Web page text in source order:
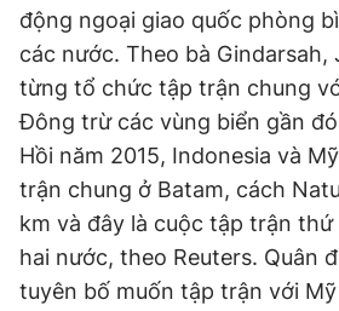
động ngoại giao quốc phòng
các nước. Theo bà Gindarsah,
từng tổ chức tập trận chung
Đông trừ các vùng biển gần
Hồi năm 2015, Indonesia và
trận chung ở Batam, cách
km và đây là cuộc tập trận thứ
hai nước, theo Reuters. Quân
tuyên bố muốn tập trận với